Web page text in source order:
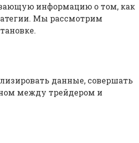
информацию о том, как
Мы рассмотрим
данные, совершать
между трейдером и